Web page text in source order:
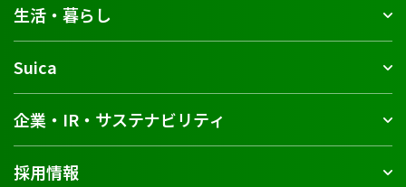
生活・暮らし
Suica
企業・IR・サステナビリティ
採用情報